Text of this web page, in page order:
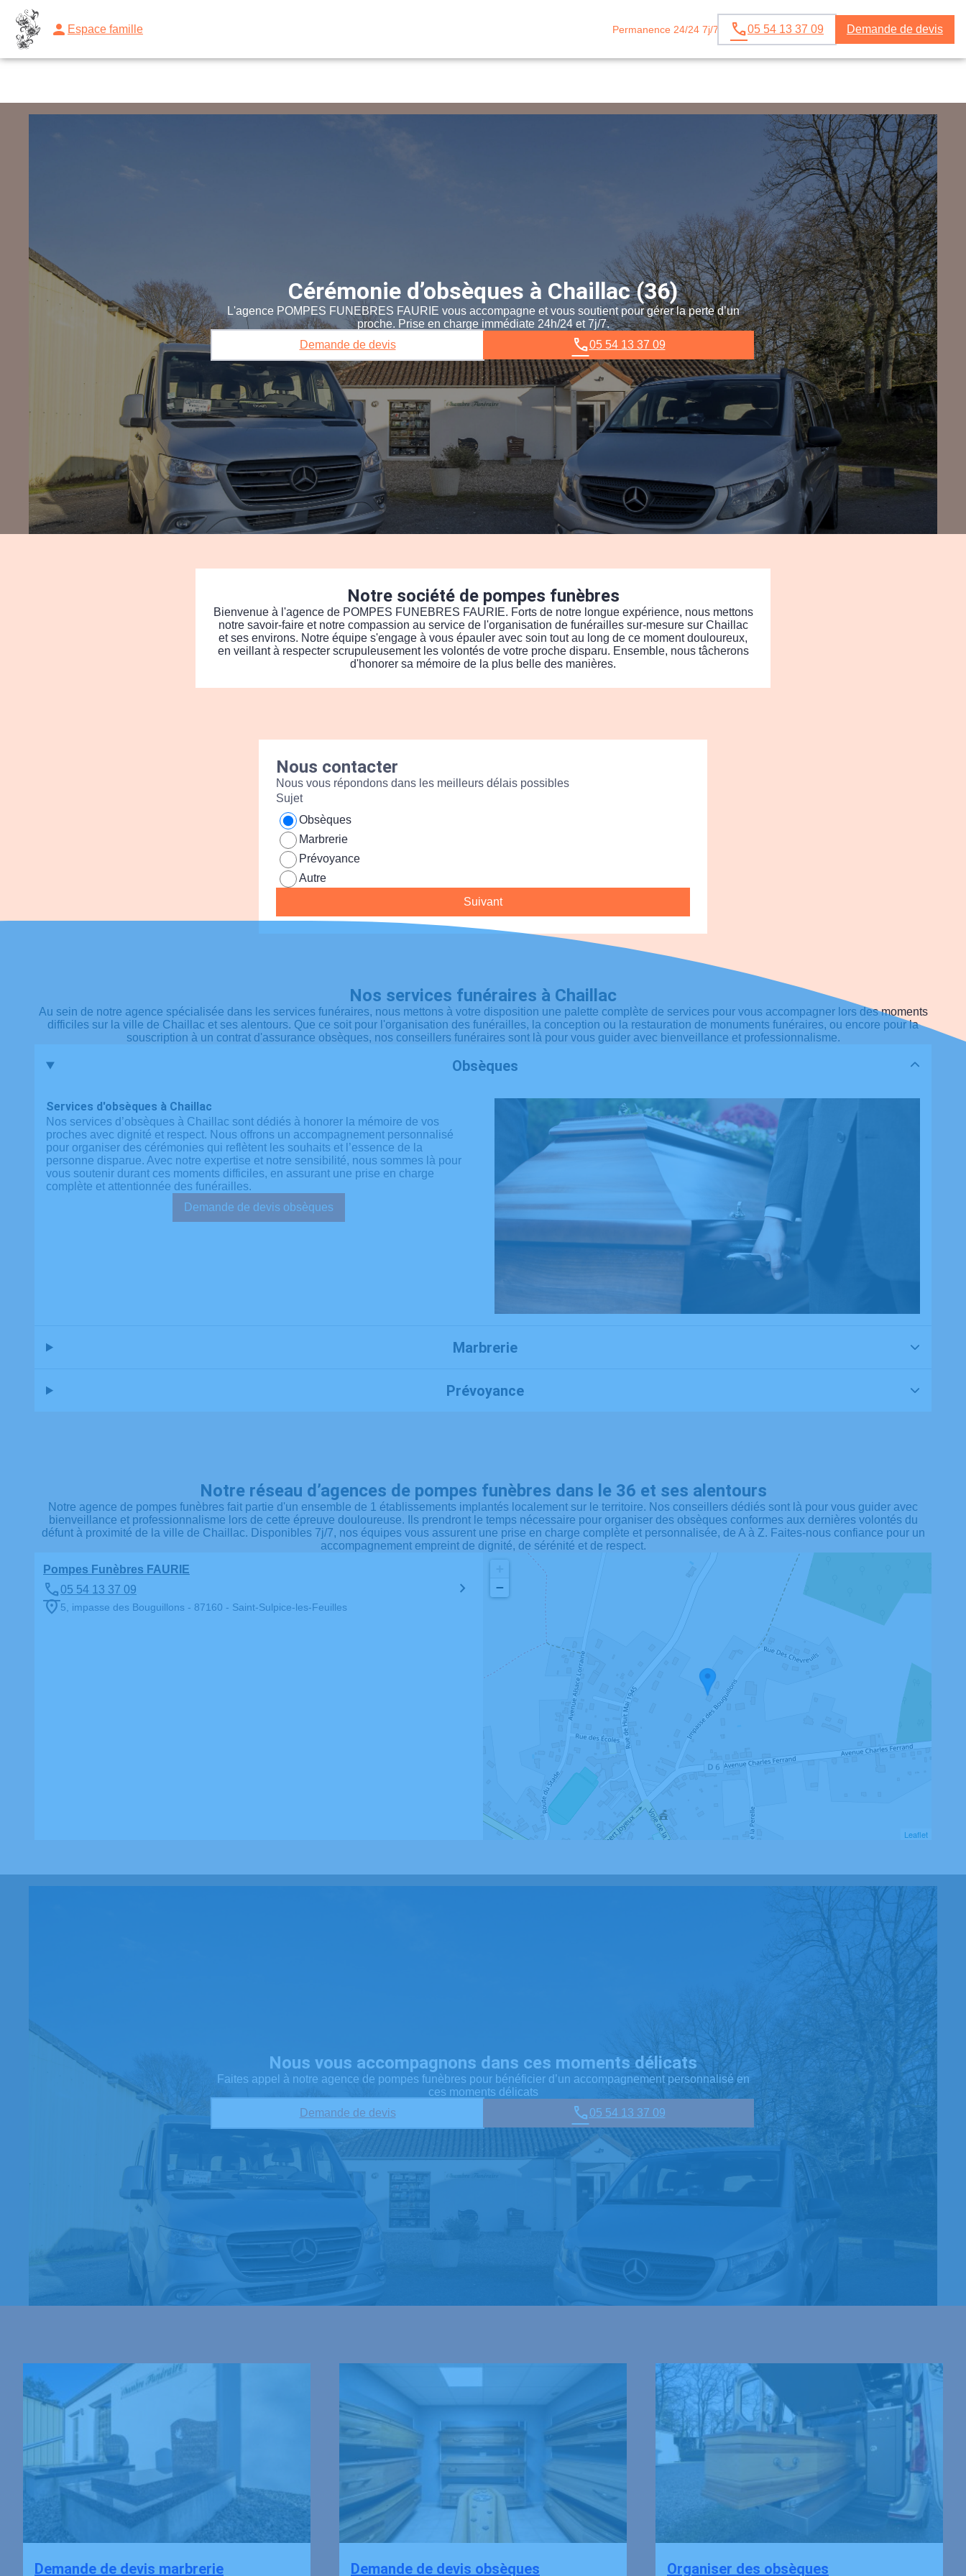
Espace famille Permanence 24/24 7j/7 05 54 13 37 09 Demande de devis
NOS SERVICES NOTRE AGENCE
Cérémonie d’obsèques à Chaillac (36)
L'agence POMPES FUNEBRES FAURIE vous accompagne et vous soutient pour gérer la perte d’un
proche. Prise en charge immédiate 24h/24 et 7j/7.
Demande de devis
05 54 13 37 09
Notre société de pompes funèbres
Bienvenue à l'agence de POMPES FUNEBRES FAURIE. Forts de notre longue expérience, nous mettons
notre savoir-faire et notre compassion au service de l'organisation de funérailles sur-mesure sur Chaillac
et ses environs. Notre équipe s'engage à vous épauler avec soin tout au long de ce moment douloureux,
en veillant à respecter scrupuleusement les volontés de votre proche disparu. Ensemble, nous tâcherons
d'honorer sa mémoire de la plus belle des manières.
Nous contacter
Nous vous répondons dans les meilleurs délais possibles
Sujet
Obsèques
Marbrerie
Prévoyance
Autre
Suivant
Nos services funéraires à Chaillac
Au sein de notre agence spécialisée dans les services funéraires, nous mettons à votre disposition une palette complète de services pour vous accompagner lors des moments
difficiles sur la ville de Chaillac et ses alentours. Que ce soit pour l'organisation des funérailles, la conception ou la restauration de monuments funéraires, ou encore pour la
souscription à un contrat d'assurance obsèques, nos conseillers funéraires sont là pour vous guider avec bienveillance et professionnalisme.
Obsèques
Services d'obsèques à Chaillac
Nos services d’obsèques à Chaillac sont dédiés à honorer la mémoire de vos
proches avec dignité et respect. Nous offrons un accompagnement personnalisé
pour organiser des cérémonies qui reflètent les souhaits et l’essence de la
personne disparue. Avec notre expertise et notre sensibilité, nous sommes là pour
vous soutenir durant ces moments difficiles, en assurant une prise en charge
complète et attentionnée des funérailles.
Demande de devis obsèques
Marbrerie
Prévoyance
Notre réseau d’agences de pompes funèbres dans le 36 et ses alentours
Notre agence de pompes funèbres fait partie d'un ensemble de 1 établissements implantés localement sur le territoire. Nos conseillers dédiés sont là pour vous guider avec
bienveillance et professionnalisme lors de cette épreuve douloureuse. Ils prendront le temps nécessaire pour organiser des obsèques conformes aux dernières volontés du
défunt à proximité de la ville de Chaillac. Disponibles 7j/7, nos équipes vous assurent une prise en charge complète et personnalisée, de A à Z. Faites-nous confiance pour un
accompagnement empreint de dignité, de sérénité et de respect.
Pompes Funèbres FAURIE
05 54 13 37 09
5, impasse des Bouguillons - 87160 - Saint-Sulpice-les-Feuilles
−
Leaflet
Nous vous accompagnons dans ces moments délicats
Faites appel à notre agence de pompes funèbres pour bénéficier d’un accompagnement personnalisé en
ces moments délicats
Demande de devis
05 54 13 37 09
Demande de devis marbrerie Demande de devis obsèques Organiser des obsèques